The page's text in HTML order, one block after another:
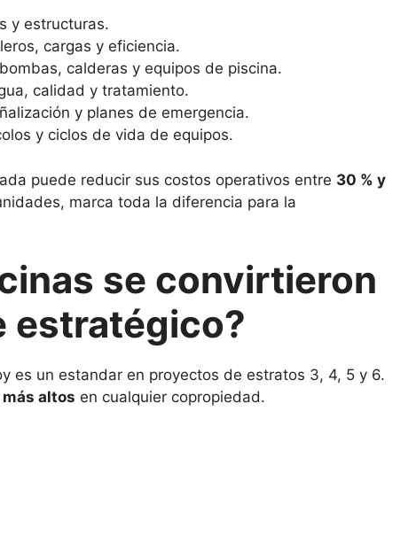
y estructuras.
cargas y eficiencia.
calderas y equipos de piscina.
calidad y tratamiento.
y planes de emergencia.
y ciclos de vida de equipos.
puede reducir sus costos operativos entre 30 % y
marca toda la diferencia para la
se convirtieron
estratégico?
es un estandar en proyectos de estratos 3, 4, 5 y 6.
altos en cualquier copropiedad.